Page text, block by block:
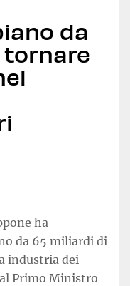
da
ha
da 65 miliardi di
industria dei
Primo Ministro